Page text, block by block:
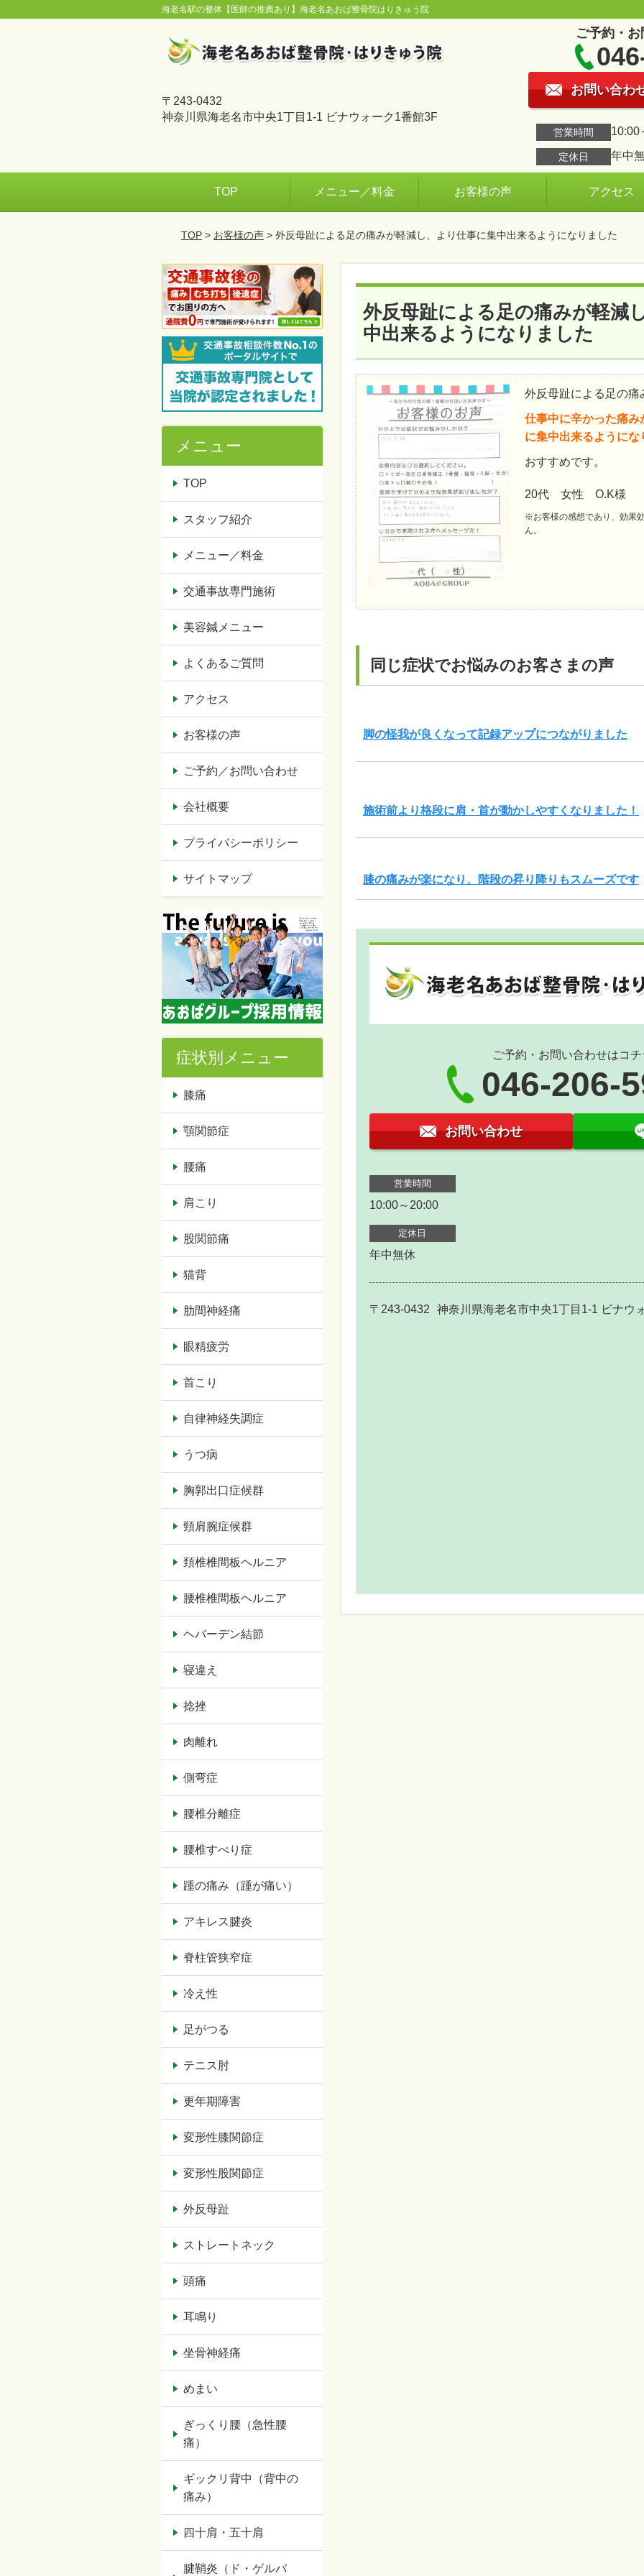
海老名駅の整体【医師の推薦あり】海老名あおば整骨院はりきゅう院
〒243-0432
神奈川県海老名市中央1丁目1-1 ビナウォーク1番館3F
ご予約・
お問い合わ
営業時間 10:00
定休日 年中
TOP メニュー／料金 お客様の声 アクセス
TOP> お客様の声> 外反母趾による足の痛みが軽減し、より仕事に集中出来るようになりました
外反母趾による足の痛みが軽減
中出来るようになりました
外反母趾による足の痛
仕事中に辛かった痛
に集中出来るようにな
おすすめです。
20代 女性 O.K様
※お客様の感想であり、効果
ん。
同じ症状でお悩みのお客さまの声
脚の怪我が良くなって記録アップにつながりました
施術前より格段に肩・首が動かしやすくなりました！
膝の痛みが楽になり、階段の昇り降りもスムーズです
ご予約・お問い合わせはコチ
046-206-
お問い合わせ
営業時間
10:00～20:00
定休日
年中無休
〒243-0432 神奈川県海老名市中央1丁目1-1 ビナウ
メニュー
TOP
スタッフ紹介
メニュー／料金
交通事故専門施術
美容鍼メニュー
よくあるご質問
アクセス
お客様の声
ご予約／お問い合わせ
会社概要
プライバシーポリシー
サイトマップ
症状別メニュー
膝痛
顎関節症
腰痛
肩こり
股関節痛
猫背
肋間神経痛
眼精疲労
首こり
自律神経失調症
うつ病
胸郭出口症候群
頸肩腕症候群
頚椎椎間板ヘルニア
腰椎椎間板ヘルニア
ヘバーデン結節
寝違え
捻挫
肉離れ
側弯症
腰椎分離症
腰椎すべり症
踵の痛み（踵が痛い）
アキレス腱炎
脊柱管狭窄症
冷え性
足がつる
テニス肘
更年期障害
変形性膝関節症
変形性股関節症
外反母趾
ストレートネック
頭痛
耳鳴り
坐骨神経痛
めまい
ぎっくり腰（急性腰
痛）
ギックリ背中（背中の
痛み）
四十肩・五十肩
腱鞘炎（ド・ゲルバ